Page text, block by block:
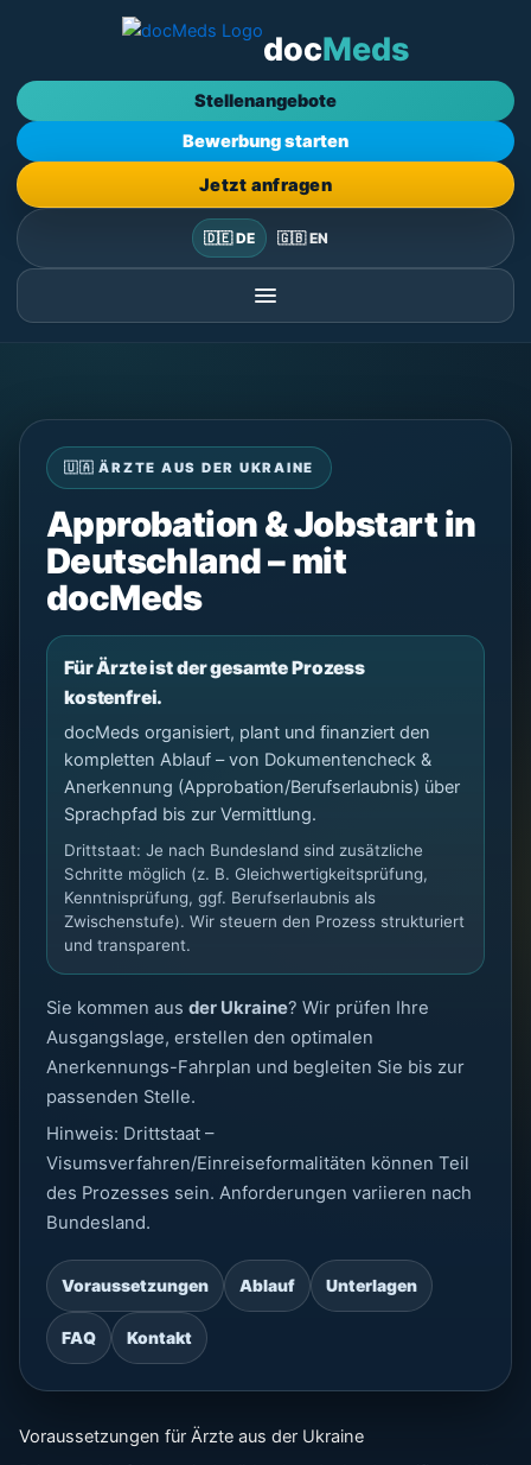
docMeds
Stellenangebote
Bewerbung starten
Jetzt anfragen
🇩🇪 DE 🇬🇧 EN
🇺🇦 ÄRZTE AUS DER UKRAINE
Approbation & Jobstart in
Deutschland – mit
docMeds
Für Ärzte ist der gesamte Prozess
kostenfrei.
docMeds organisiert, plant und finanziert den
kompletten Ablauf – von Dokumentencheck &
Anerkennung (Approbation/Berufserlaubnis) über
Sprachpfad bis zur Vermittlung.
Drittstaat: Je nach Bundesland sind zusätzliche
Schritte möglich (z. B. Gleichwertigkeitsprüfung,
Kenntnisprüfung, ggf. Berufserlaubnis als
Zwischenstufe). Wir steuern den Prozess strukturiert
und transparent.
Sie kommen aus der Ukraine? Wir prüfen Ihre
Ausgangslage, erstellen den optimalen
Anerkennungs-Fahrplan und begleiten Sie bis zur
passenden Stelle.
Hinweis: Drittstaat –
Visumsverfahren/Einreiseformalitäten können Teil
des Prozesses sein. Anforderungen variieren nach
Bundesland.
Voraussetzungen Ablauf Unterlagen
FAQ Kontakt
Voraussetzungen für Ärzte aus der Ukraine